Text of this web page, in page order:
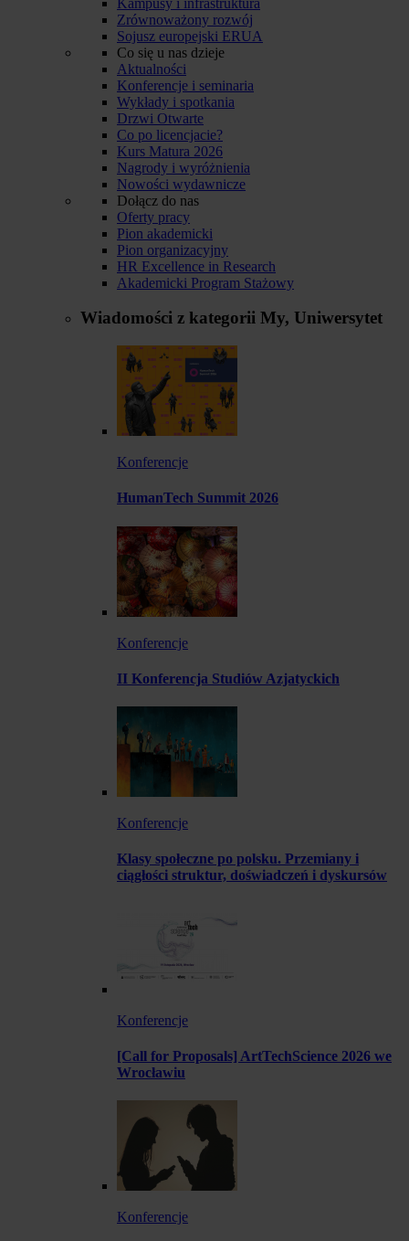
Zrównoważony rozwój
Sojusz europejski ERUA
Co się u nas dzieje
Aktualności
Konferencje i seminaria
Wykłady i spotkania
Drzwi Otwarte
Co po licencjacie?
Kurs Matura 2026
Nagrody i wyróżnienia
Nowości wydawnicze
Dołącz do nas
Oferty pracy
Pion akademicki
Pion organizacyjny
HR Excellence in Research
Akademicki Program Stażowy
Wiadomości z kategorii My, Uniwersytet
Konferencje
HumanTech Summit 2026
Konferencje
II Konferencja Studiów Azjatyckich
Konferencje
Klasy społeczne po polsku. Przemiany i
ciągłości struktur, doświadczeń i dyskursów
Konferencje
[Call for Proposals] ArtTechScience 2026 we
Wrocławiu
Konferencje